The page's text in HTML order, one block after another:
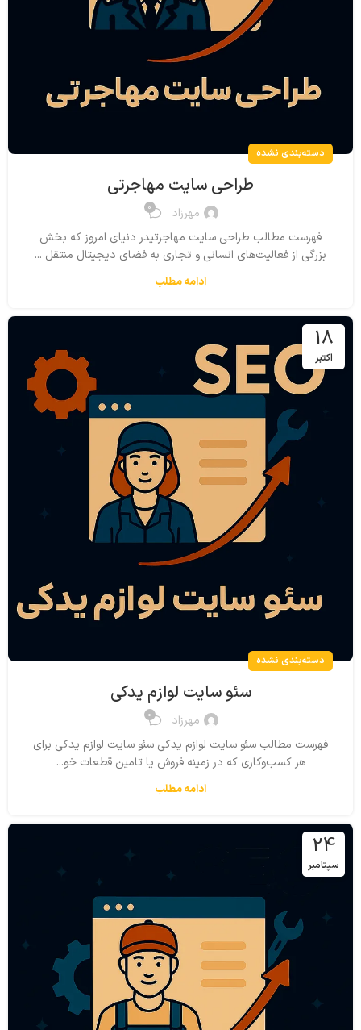
دسته‌بندی نشده
طراحی سایت مهاجرتی
مهرزاد 0
فهرست مطالب طراحی سایت مهاجرتیدر دنیای امروز که بخش
بزرگی از فعالیت‌های انسانی و تجاری به فضای دیجیتال منتقل ...
ادامه مطلب
18
اکتبر
دسته‌بندی نشده
سئو سایت لوازم یدکی
مهرزاد 0
فهرست مطالب سئو سایت لوازم یدکی سئو سایت لوازم یدکی برای
هر کسب‌وکاری که در زمینه فروش یا تامین قطعات خو...
ادامه مطلب
24
سپتامبر